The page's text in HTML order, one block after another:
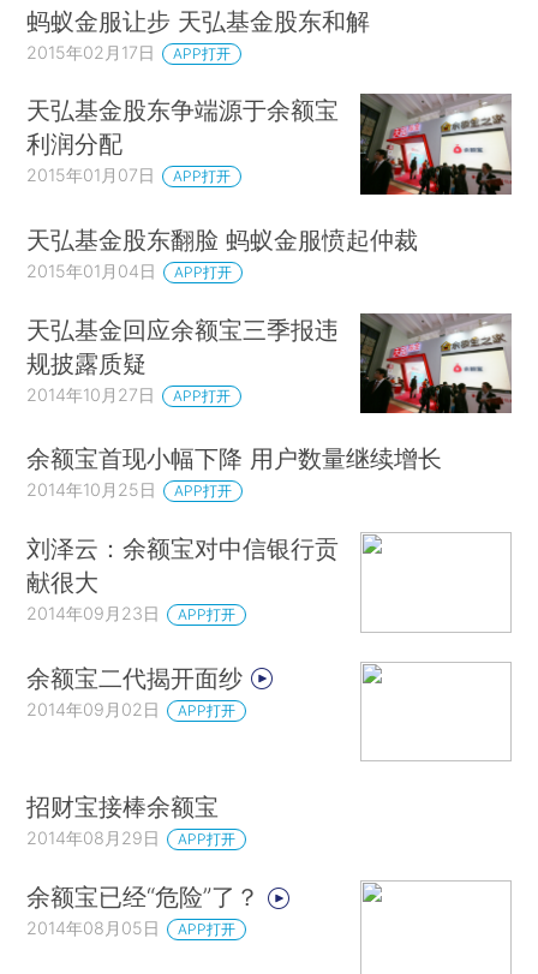
蚂蚁金服让步 天弘基金股东和解
2015年02月17日 APP打开
天弘基金股东争端源于余额宝
利润分配
2015年01月07日 APP打开
天弘基金股东翻脸 蚂蚁金服愤起仲裁
2015年01月04日 APP打开
天弘基金回应余额宝三季报违
规披露质疑
2014年10月27日 APP打开
余额宝首现小幅下降 用户数量继续增长
2014年10月25日 APP打开
刘泽云：余额宝对中信银行贡
献很大
2014年09月23日 APP打开
余额宝二代揭开面纱
2014年09月02日 APP打开
招财宝接棒余额宝
2014年08月29日 APP打开
余额宝已经“危险”了？
2014年08月05日 APP打开